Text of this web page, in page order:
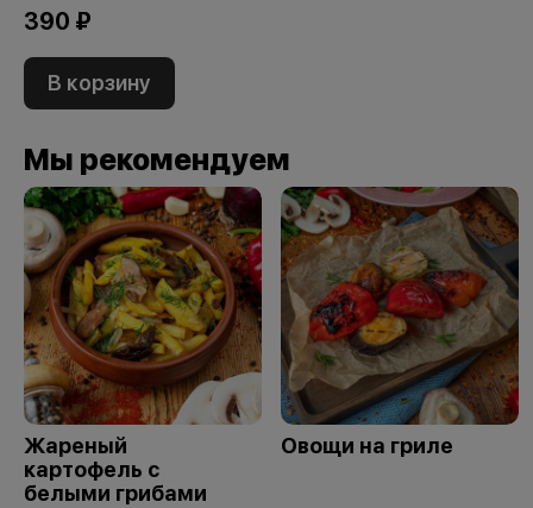
390 ₽
В корзину
Мы рекомендуем
Жареный
картофель с
белыми грибами
Овощи на гриле